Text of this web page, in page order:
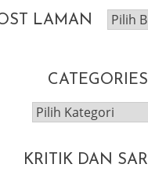
LAMAN
post
laman
CATEGORIES
categories
KRITIK DAN